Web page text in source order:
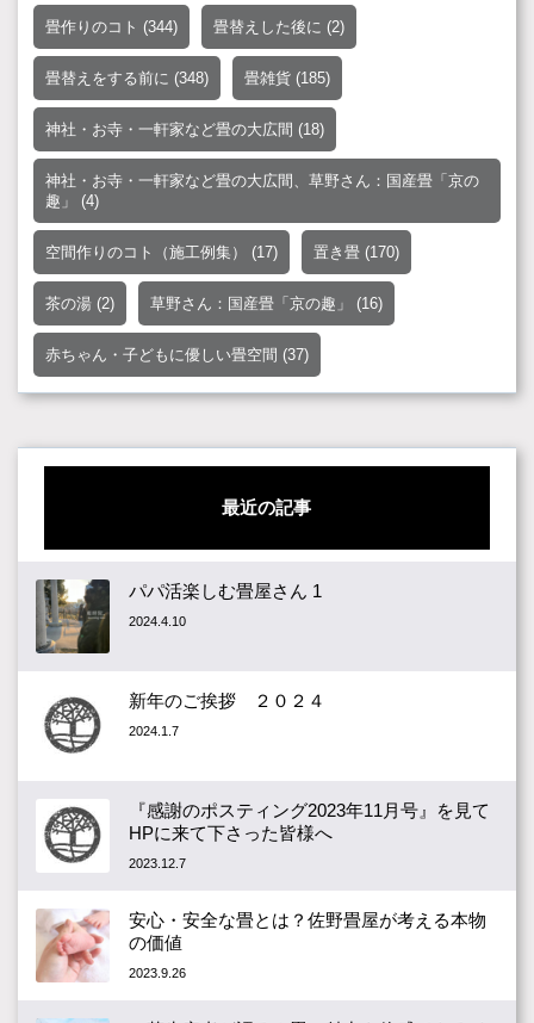
畳作りのコト (344) 畳替えした後に (2)
畳替えをする前に (348) 畳雑貨 (185)
神社・お寺・一軒家など畳の大広間 (18)
神社・お寺・一軒家など畳の大広間、草野さん：国産畳「京の
趣」
(4)
空間作りのコト（施工例集） (17) 置き畳 (170)
茶の湯 (2) 草野さん：国産畳「京の趣」 (16)
赤ちゃん・子どもに優しい畳空間 (37)
最近の記事
パパ活楽しむ畳屋さん 1
2024.4.10
新年のご挨拶 ２０２４
2024.1.7
『感謝のポスティング2023年11月号』を見て
HPに来て下さった皆様へ
2023.12.7
安心・安全な畳とは？佐野畳屋が考える本物
の価値
2023.9.26